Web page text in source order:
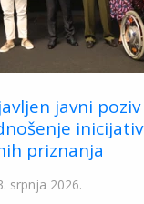
javni poziv
priznanja
srpnja 2026.